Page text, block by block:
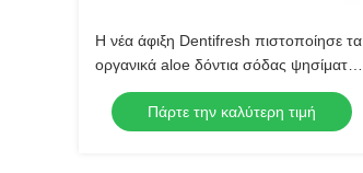
Η νέα άφιξη Dentifresh πιστοποίησε τα
οργανικά aloe δόντια σόδας ψησίματος
προσοχής της Βέρα οδοντικά που
λευκαίνουν το φυσικό toothpa
εκχυλισμάτων φυτών
Πάρτε την καλύτερη τιμή